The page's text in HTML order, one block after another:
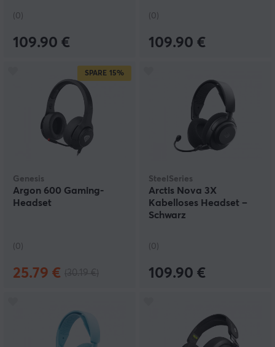
(0)
109.90 €
(0)
109.90 €
SPARE 15%
Genesis
Argon 600 Gaming-
Headset
(0)
25.79 €
SteelSeries
Arctis Nova 3X
Kabelloses Headset –
Schwarz
(0)
109.90 €